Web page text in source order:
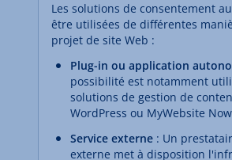
Les solutions de consentement
être utilisées de différentes
projet de site Web :
Plug-in ou application
possibilité est notamment
solutions de gestion de
WordPress ou MyWebsite
Service externe : Un
externe met à disposition